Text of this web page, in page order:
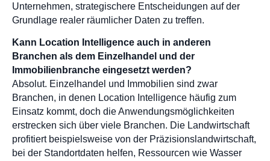
Unternehmen, strategischere Entscheidungen auf der
Grundlage realer räumlicher Daten zu treffen.
Kann Location Intelligence auch in anderen
Branchen als dem Einzelhandel und der
Immobilienbranche eingesetzt werden?
Absolut. Einzelhandel und Immobilien sind zwar
Branchen, in denen Location Intelligence häufig zum
Einsatz kommt, doch die Anwendungsmöglichkeiten
erstrecken sich über viele Branchen. Die Landwirtschaft
profitiert beispielsweise von der Präzisionslandwirtschaft,
bei der Standortdaten helfen, Ressourcen wie Wasser